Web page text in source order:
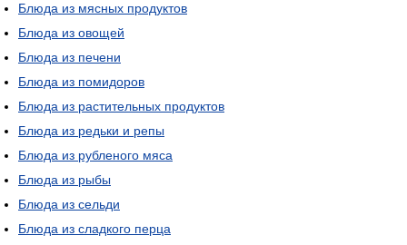
Блюда из мясных продуктов
Блюда из овощей
Блюда из печени
Блюда из помидоров
Блюда из растительных продуктов
Блюда из редьки и репы
Блюда из рубленого мяса
Блюда из рыбы
Блюда из сельди
Блюда из сладкого перца